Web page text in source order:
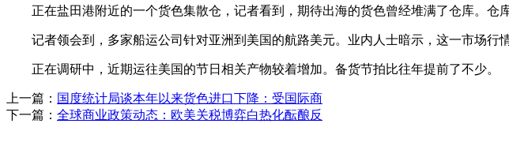
正在盐田港附近的一个货色集散仓，记者看到，期待出海的货色曾经堆满了仓库。仓
记者领会到，多家船运公司针对亚洲到美国的航路美元。业内人士暗示，这一市场行情
正在调研中，近期运往美国的节日相关产物较着增加。备货节拍比往年提前了不少。
上一篇： 国度统计局谈本年以来货色进口下降：受国际商
下一篇： 全球商业政策动态：欧美关税博弈白热化酝酿反